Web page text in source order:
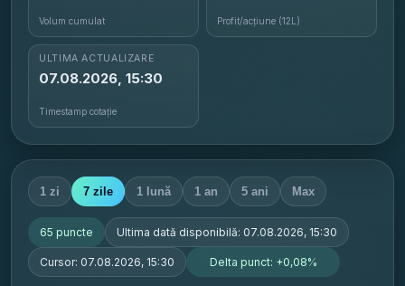
Volum cumulat Profit/acțiune (12L)
ULTIMA ACTUALIZARE
07.08.2026, 15:30
Timestamp cotație
1 zi 7 zile 1 lună 1 an 5 ani Max
65 puncte Ultima dată disponibilă: 07.08.2026, 15:30
Cursor: 07.08.2026, 15:30 Delta punct: +0,08%